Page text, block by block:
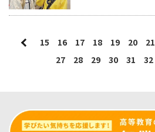
15 16 17 18 19 20 21
27
28 29 30 31 32